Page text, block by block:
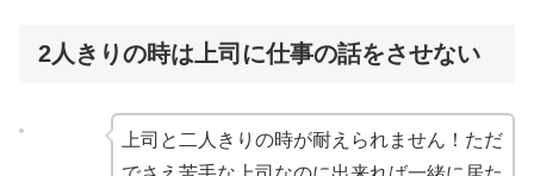
2人きりの時は上司に仕事の話をさせない
上司と二人きりの時が耐えられません！ただ